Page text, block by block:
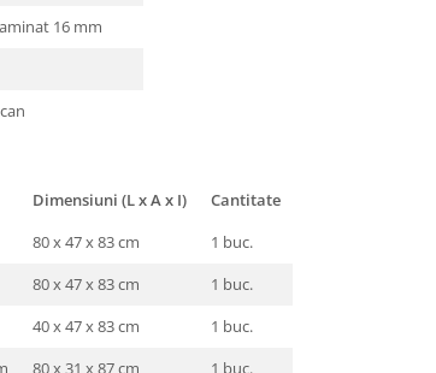
16 mm
Dimensiuni (L x A x I)
Cantitate
80 x 47 x 83 cm
1 buc.
80 x 47 x 83 cm
1 buc.
40 x 47 x 83 cm
1 buc.
80 x 31 x 87 cm
1 buc.